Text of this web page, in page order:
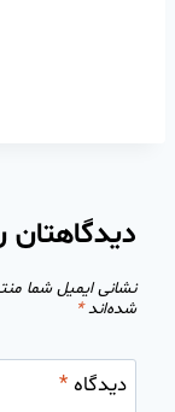
دیدگاهتان
نشانی ایمیل شما
شده‌اند*
دیدگاه*